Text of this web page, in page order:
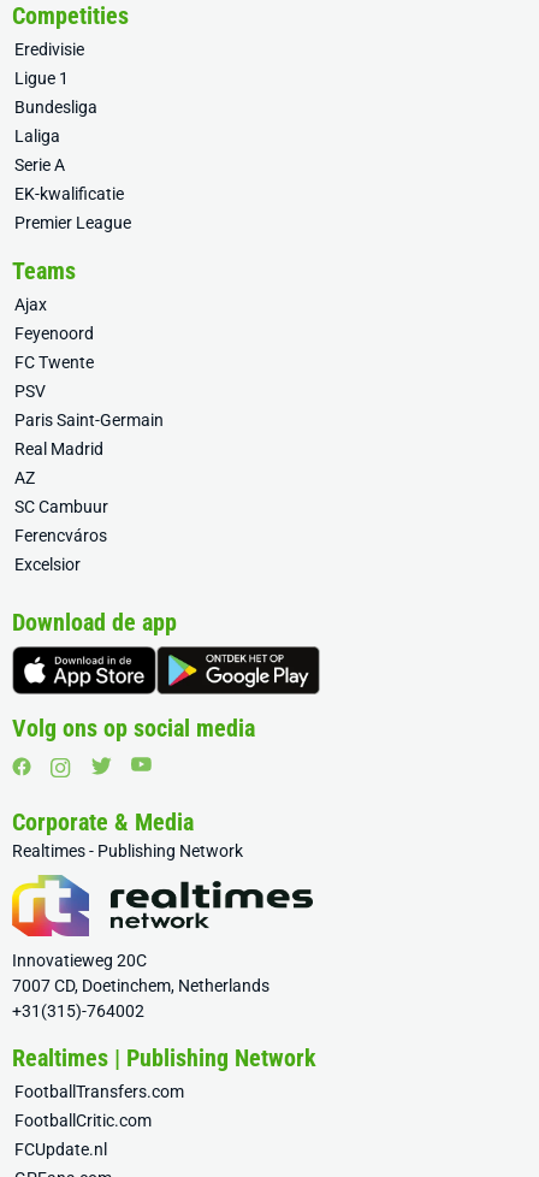
Competities
Eredivisie
Ligue 1
Bundesliga
Laliga
Serie A
EK-kwalificatie
Premier League
Teams
Ajax
Feyenoord
FC Twente
PSV
Paris Saint-Germain
Real Madrid
AZ
SC Cambuur
Ferencváros
Excelsior
Download de app
Volg ons op social media
Corporate & Media
Realtimes - Publishing Network
Innovatieweg 20C
7007 CD, Doetinchem, Netherlands
+31(315)-764002
Realtimes | Publishing Network
FootballTransfers.com
FootballCritic.com
FCUpdate.nl